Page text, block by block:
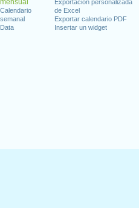
mensual
Calendario
semanal
Data
Exportación personalizada
de Excel
Exportar calendario PDF
Insertar un widget